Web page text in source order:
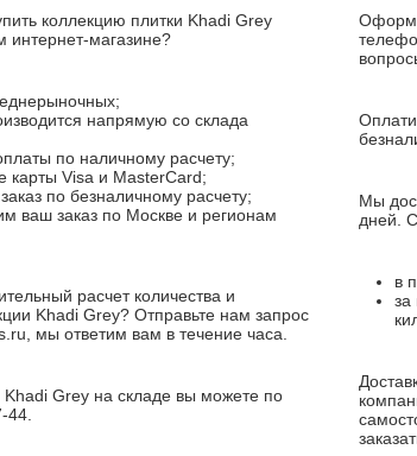
коллекцию плитки Khadi Grey
магазине?
напрямую со склада
по наличному расчету;
карты Visa и MasterCard;
по безналичному расчету;
ваш заказ по Москве и регионам
расчет количества и
Khadi Grey? Отправьте нам запрос
мы ответим вам в течение часа.
Khadi Grey на складе вы можете по
44.
Мы
дней.
в
за